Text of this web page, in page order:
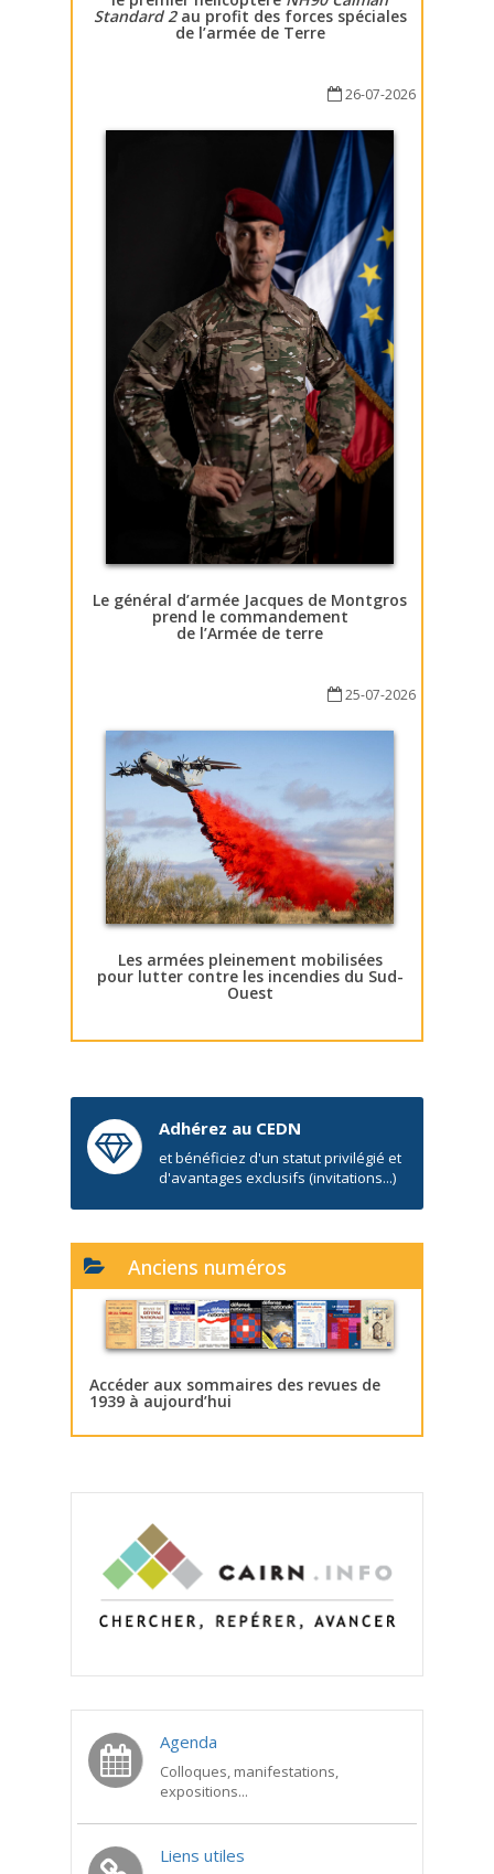
Standard 2au profit des forces spéciales
de l’armée de Terre
26-07-2026
Le général d’armée Jacques de Montgros
prend le commandement
de l’Armée de terre
25-07-2026
Les armées pleinement mobilisées
pour lutter contre les incendies du Sud-
Ouest
Adhérez au CEDN
et bénéficiez d'un statut privilégié et
d'avantages exclusifs (invitations...)
Anciens numéros
Accéder aux sommaires des revues de
1939 à aujourd’hui
Agenda
Colloques, manifestations,
expositions...
Liens utiles